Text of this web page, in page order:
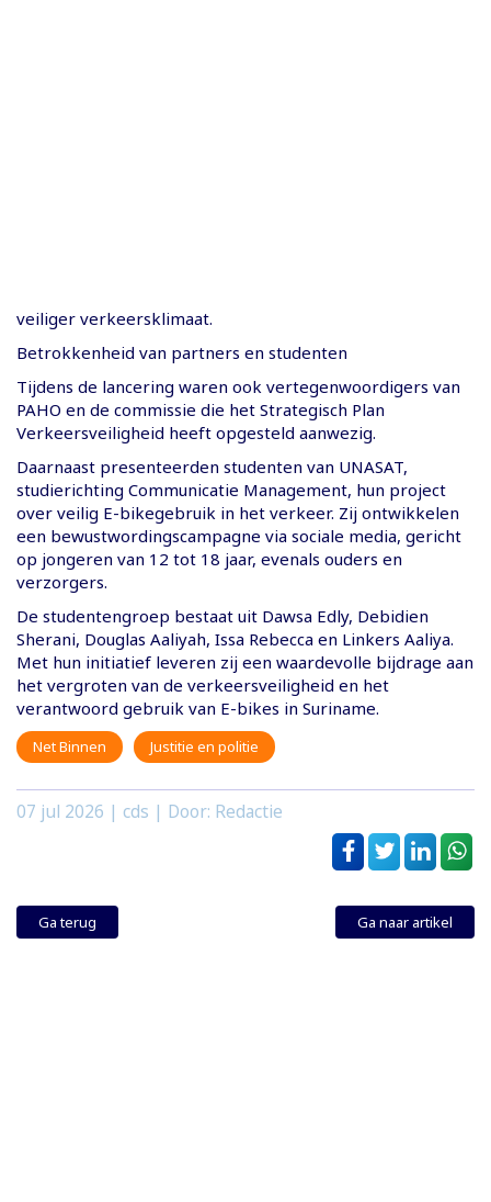
veiliger verkeersklimaat.
Betrokkenheid van partners en studenten
Tijdens de lancering waren ook vertegenwoordigers van
PAHO en de commissie die het Strategisch Plan
Verkeersveiligheid heeft opgesteld aanwezig.
Daarnaast presenteerden studenten van UNASAT,
studierichting Communicatie Management, hun project
over veilig E-bikegebruik in het verkeer. Zij ontwikkelen
een bewustwordingscampagne via sociale media, gericht
op jongeren van 12 tot 18 jaar, evenals ouders en
verzorgers.
De studentengroep bestaat uit Dawsa Edly, Debidien
Sherani, Douglas Aaliyah, Issa Rebecca en Linkers Aaliya.
Met hun initiatief leveren zij een waardevolle bijdrage aan
het vergroten van de verkeersveiligheid en het
verantwoord gebruik van E-bikes in Suriname.
Net Binnen Justitie en politie
07 jul 2026 | cds | Door: Redactie
Ga terug Ga naar artikel